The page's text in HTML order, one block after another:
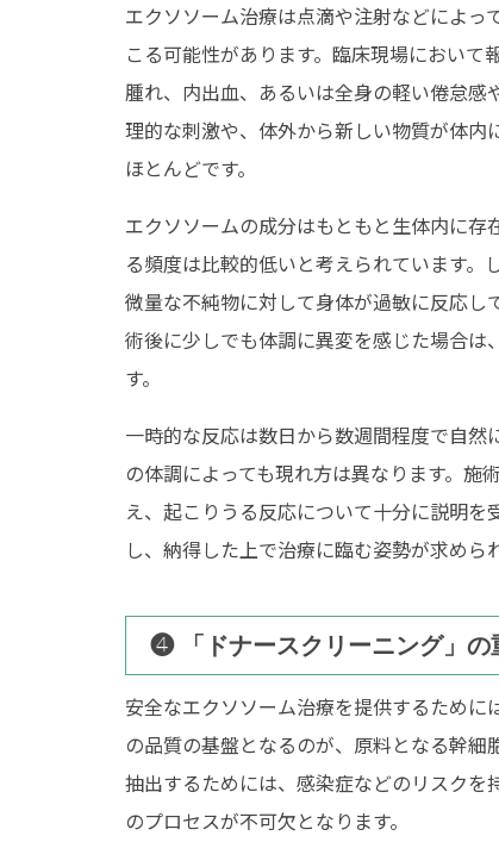
エクソソーム治療は点滴や注射などによ
こる可能性があります。臨床現場において
腫れ、内出血、あるいは全身の軽い倦怠
理的な刺激や、体外から新しい物質が体
ほとんどです。
エクソソームの成分はもともと生体内に
る頻度は比較的低いと考えられています。
微量な不純物に対して身体が過敏に反応
術後に少しでも体調に異変を感じた場合
す。
一時的な反応は数日から数週間程度で自
の体調によっても現れ方は異なります。
え、起こりうる反応について十分に説明
し、納得した上で治療に臨む姿勢が求めら
❹ 「ドナースクリーニング」の
安全なエクソソーム治療を提供するため
の品質の基盤となるのが、原料となる幹
抽出するためには、感染症などのリスク
のプロセスが不可欠となります。